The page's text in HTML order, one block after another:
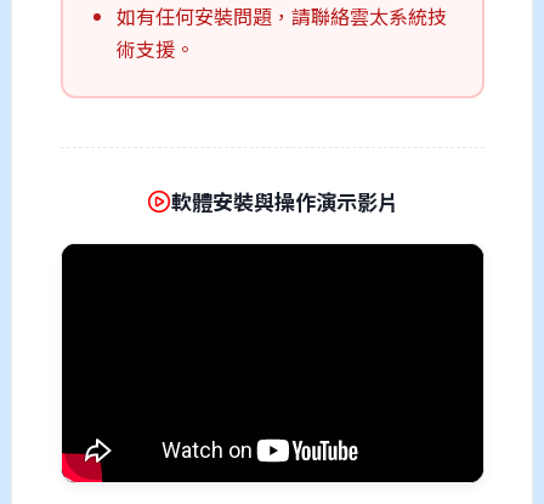
如有任何安裝問題，請聯絡雲太系統技
術支援。
軟體安裝與操作演示影片